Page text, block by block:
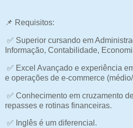
📌 Requisitos:
✅ Superior cursando em
Informação, Contabilidade,
✅ Excel Avançado e experiência
e operações de e-commerce
✅ Conhecimento em cruzamento
repasses e rotinas financeiras.
✅ Inglês é um diferencial.